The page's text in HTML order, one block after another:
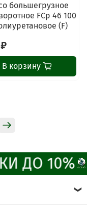
большегрузное
FCp 46 100
(F)
В корзину
ДО 10%